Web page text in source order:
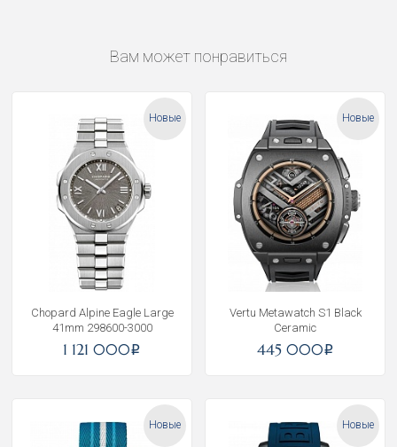
Вам может понравиться
Новые
Chopard Alpine Eagle Large
41mm 298600-3000
1 121 000i
Новые
Vertu Metawatch S1 Black
Ceramic
445 000i
Новые Новые